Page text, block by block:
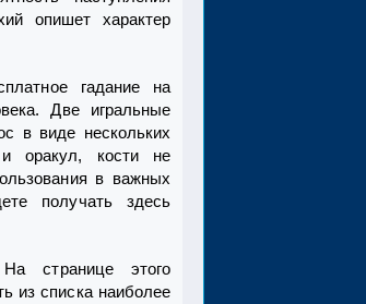
опишет характер
гадание на
Две игральные
в виде нескольких
оракул, кости не
в важных
получать здесь
странице этого
из списка наиболее